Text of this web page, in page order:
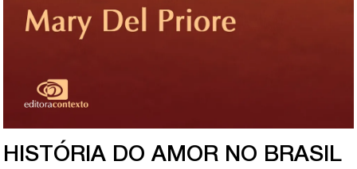
HISTÓRIA DO AMOR NO BRASIL